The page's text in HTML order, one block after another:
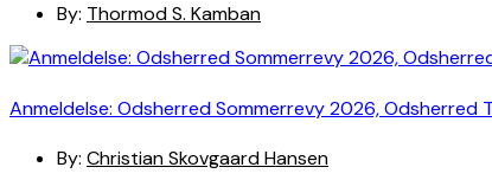
By: Thormod S. Kamban
Anmeldelse: Odsherred Sommerrevy 2026, Odsherred
By: Christian Skovgaard Hansen